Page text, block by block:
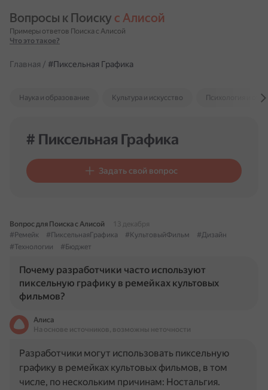
Вопросы к Поиску с Алисой
Примеры ответов Поиска с Алисой
Что это такое?
Главная / #Пиксельная Графика
Наука и образование Культура и искусство Психология и
# Пиксельная Графика
Задать свой вопрос
Вопрос для Поиска с Алисой
13 декабря
#Ремейк
#ПиксельнаяГрафика #КультовыйФильм
#Дизайн
#Технологии
#Бюджет
Почему разработчики часто используют
пиксельную графику в ремейках культовых
фильмов?
Алиса
На основе источников, возможны неточности
Разработчики могут использовать пиксельную
графику в ремейках культовых фильмов, в том
числе, по нескольким причинам: Ностальгия.